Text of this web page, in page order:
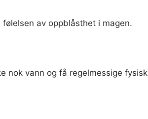
av oppblåsthet i magen.
nok vann og få regelmessige fysisk